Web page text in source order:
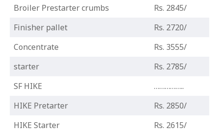
Broiler Prestarter crumbs
Rs. 2845/
Finisher pallet
Rs. 2720/
Concentrate
Rs. 3555/
starter
Rs. 2785/
SF HIKE
……………..
HIKE Pretarter
Rs. 2850/
HIKE Starter
Rs. 2615/